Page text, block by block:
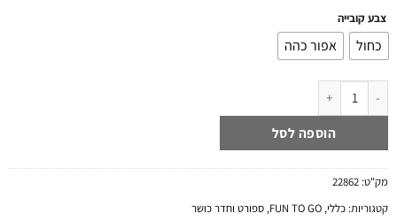
צבע קובייה
כחול אפור כהה
כמות של קוביית יוגה קשיחה YORK במגוון צבעים
הוספה לסל
מק"ט:22862
קטגוריות:כללי,
FUN TO GO
,ספורט וחדר כושר